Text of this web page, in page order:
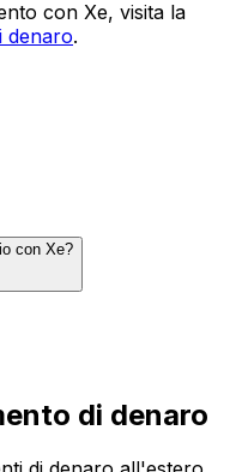
con Xe, visita la
denaro.
con Xe?
di denaro